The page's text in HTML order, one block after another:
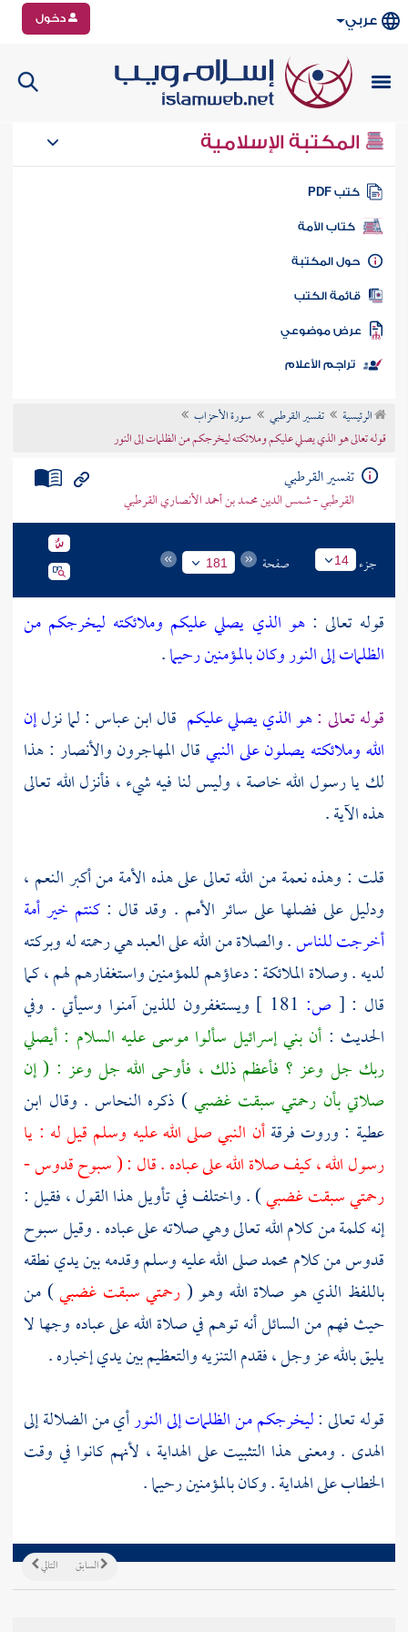
عربي دخول
المكتبة الإسلامية
كتب PDF
كتاب الأمة
المكتبة
الكتب
موضوعي
تراجم الأعلام
الرئيسية تفسير القرطبي
سورة الأحزاب
قوله تعالى هو الذي يصلي عليكم وملائكته ليخرجكم من الظلمات إلى النور
تفسير القرطبي
القرطبي - شمس الدين محمد بن أحمد الأنصاري القرطبي
جزء 14 صفحة 181
قوله تعالى :هو الذي يصلي عليكم وملائكته ليخرجكم من
الظلمات إلى النور وكان بالمؤمنين رحيما.
قوله تعالى :هو الذي يصلي عليكم قالابن عباس: لما نزلإن
الله وملائكته يصلون على النبيقال المهاجرونوالأنصار : هذا
لك يا رسول الله خاصة ، وليس لنا فيه شيء ، فأنزل الله تعالى
هذه الآية .
قلت : وهذه نعمة من الله تعالى على هذه الأمة من أكبر النعم ،
ودليل على فضلها على سائر الأمم . وقد قال : كنتم خير أمة
أخرجت للناس. والصلاة من الله على العبد هي رحمته له وبركته
لديه . وصلاة الملائكة : دعاؤهم للمؤمنين واستغفارهم لهم ، كما
قال : [ ص:
ويستغفرون للذين آمنوا وسيأتي . وفي
الحديث : أن بني إسرائيل سألواموسىعليه السلام : أيصلي
ربك جل وعز ؟ فأعظم ذلك ، فأوحى الله جل وعز : ( إن
صلاتي بأن رحمتي سبقت غضبي) ذكره النحاس . وقال ابن
عطية : وروت فرقةأن النبي صلى الله عليه وسلم قيل له : يا
رسول الله ، كيف صلاة الله على عباده . قال : ( سبوح قدوس -
رحمتي سبقت غضبي) . واختلف في تأويل هذا القول ، فقيل :
إنه كلمة من كلام الله تعالى وهي صلاته على عباده . وقيل سبوح
قدوس من كلاممحمدصلى الله عليه وسلم وقدمه بين يدي نطقه
باللفظ الذي هو صلاة الله وهو (رحمتي سبقت غضبي) من
حيث فهم من السائل أنه توهم في صلاة الله على عباده وجها لا
يليق بالله عز وجل ، فقدم التنزيه والتعظيم بين يدي إخباره .
قوله تعالى :ليخرجكم من الظلمات إلى النورأي من الضلالة إلى
الهدى . ومعنى هذا التثبيت على الهداية ، لأنهم كانوا في وقت
الخطاب على الهداية . وكان بالمؤمنين رحيما .
التالي السابق